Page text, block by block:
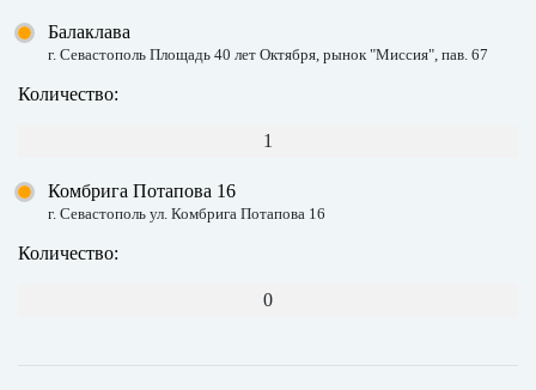
Балаклава
г. Севастополь Площадь 40 лет Октября, рынок "Миссия", пав. 67
Количество:
1
Комбрига Потапова 16
г. Севастополь ул. Комбрига Потапова 16
Количество:
0